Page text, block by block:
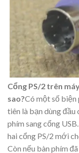
Cổng PS/2 trên
sao?Có một số biện
tiên là bạn dùng đầu
phím sang cổng
hai cổng PS/2 mới
Còn nếu bàn phím